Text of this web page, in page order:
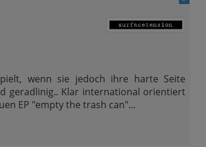
wenn sie jedoch ihre harte Seite
geradlinig.. Klar international orientiert
EP "empty the trash can"...